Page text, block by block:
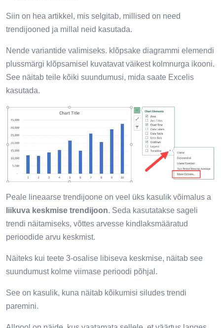
Siin on hea artikkel, mis selgitab, millised on need
trendijooned ja millal neid kasutada.
Nende variantide valimiseks. klõpsake diagrammi elemendi
plussmärgi klõpsamisel kuvatavat väikest kolmnurga ikooni.
See näitab teile kõiki suundumusi, mida saate Excelis
kasutada.
Peale lineaarse trendijoone on veel üks kasulik võimalus a
liikuva keskmise trendijoon. Seda kasutatakse sageli
trendi näitamiseks, võttes arvesse kindlaksmääratud
perioodide arvu keskmist.
Näiteks kui teete 3-osalise libiseva keskmise, näitab see
suundumust kolme viimase perioodi põhjal.
See on kasulik, kuna näitab kõikumisi siludes trendi
paremini.